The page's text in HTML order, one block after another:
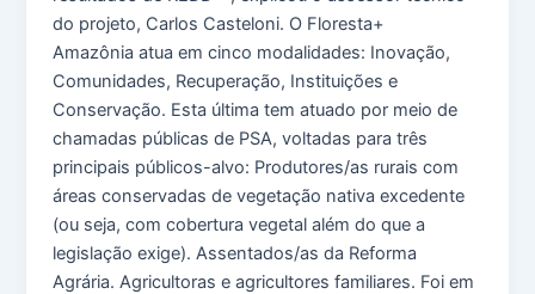
do projeto, Carlos Casteloni. O Floresta+
Amazônia atua em cinco modalidades: Inovação,
Comunidades, Recuperação, Instituições e
Conservação. Esta última tem atuado por meio de
chamadas públicas de PSA, voltadas para três
principais públicos-alvo: Produtores/as rurais com
áreas conservadas de vegetação nativa excedente
(ou seja, com cobertura vegetal além do que a
legislação exige). Assentados/as da Reforma
Agrária. Agricultoras e agricultores familiares. Foi em